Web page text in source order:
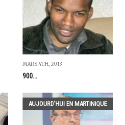
MARS 4TH, 2013
900...
AUJOURD'HUI EN MARTINIQUE